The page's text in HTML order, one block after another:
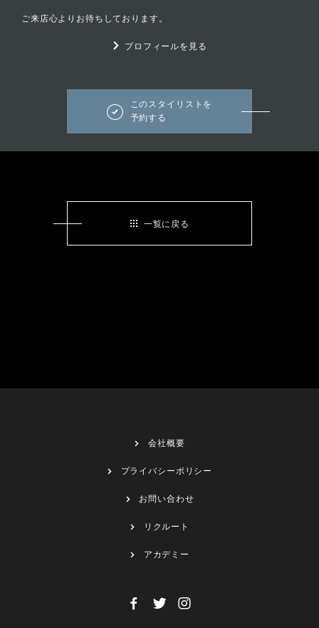
ご来店心よりお待ちしております。
プロフィールを見る
このスタイリストを
予約する
一覧に戻る
会社概要
プライバシーポリシー
お問い合わせ
リクルート
アカデミー